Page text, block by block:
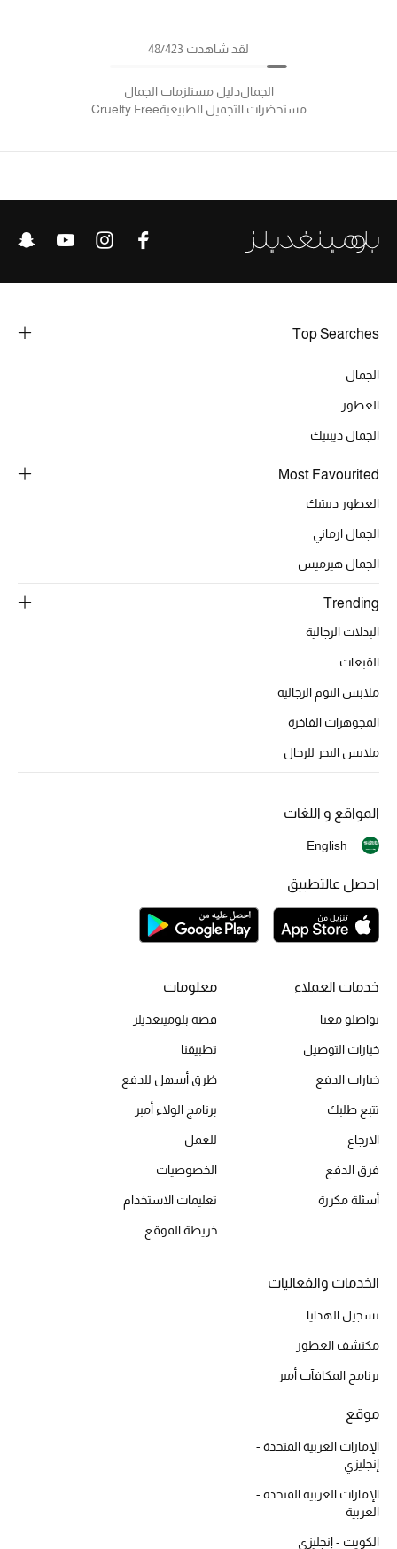
لقد شاهدت 48/423
الجمالدليل مستلزمات الجمال
مستحضرات التجميل الطبيعيةCruelty Free
Top Searches
الجمال
العطور
الجمال ديبتيك
Most Favourited
العطور ديبتيك
الجمال ارماني
الجمال هيرميس
Trending
البدلات الرجالية
القبعات
ملابس النوم الرجالية
المجوهرات الفاخرة
ملابس البحر للرجال
خدمات العملاء
تواصلو معنا
خيارات التوصيل
خيارات الدفع
تتبع طلبك
الارجاع
فرق الدفع
أسئلة مكررة
معلومات
قصة بلومينغديلز
تطبيقنا
طُرق أسهل للدفع
برنامج الولاء أمبر
للعمل
الخصوصيات
تعليمات الاستخدام
خريطة الموقع
الخدمات والفعاليات
تسجيل الهدايا
مكتشف العطور
برنامج المكافآت أمبر
موقع
الإمارات العربية المتحدة -
إنجليزي
الإمارات العربية المتحدة -
العربية
الكويت - إنجليزي
المواقع و اللغات
English
احصل عالتطبيق